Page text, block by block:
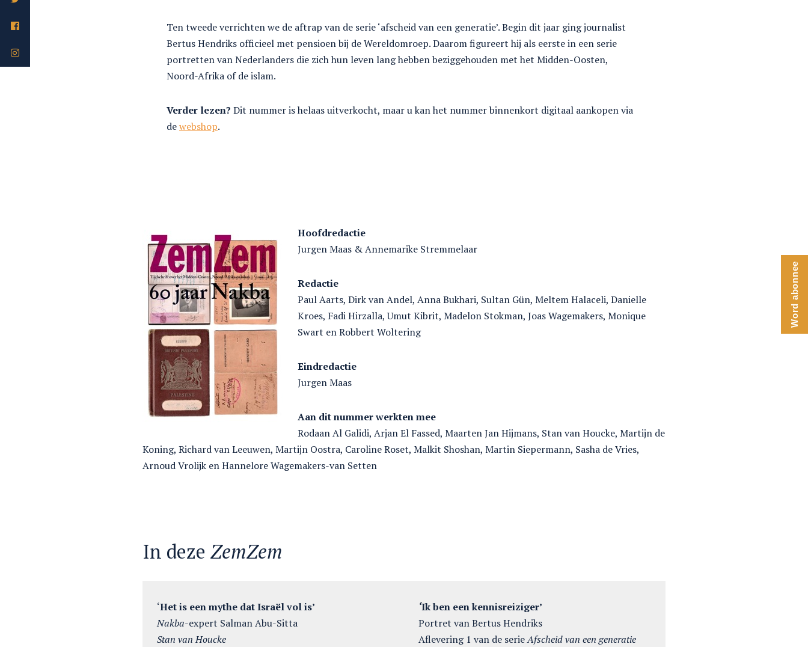
Ten tweede verrichten we de aftrap van de serie ‘afscheid van een generatie’. Begin dit jaar ging journalist
Bertus Hendriks officieel met pensioen bij de Wereldomroep. Daarom figureert hij als eerste in een serie
portretten van Nederlanders die zich hun leven lang hebben beziggehouden met het Midden-Oosten,
Noord-Afrika of de islam.
Verder lezen? Dit nummer is helaas uitverkocht, maar u kan het nummer binnenkort digitaal aankopen via
dewebshop.
Hoofdredactie
Jurgen Maas & Annemarike Stremmelaar
Redactie
Paul Aarts, Dirk van Andel, Anna Bukhari, Sultan Gün, Meltem Halaceli, Danielle
Kroes, Fadi Hirzalla, Umut Kibrit, Madelon Stokman, Joas Wagemakers, Monique
Swart en Robbert Woltering
Eindredactie
Jurgen Maas
Aan dit nummer werkten mee
Rodaan Al Galidi, Arjan El Fassed, Maarten Jan Hijmans, Stan van Houcke, Martijn de
Koning, Richard van Leeuwen, Martijn Oostra, Caroline Roset, Malkit Shoshan, Martin Siepermann, Sasha de Vries,
Arnoud Vrolijk en Hannelore Wagemakers-van Setten
In deze ZemZem
‘Het is een mythe dat Israël vol is’
Nakba-expert Salman Abu-Sitta
Stan van Houcke
‘Ik ben een kennisreiziger’
Portret van Bertus Hendriks
Aflevering 1 van de serieAfscheid van een generatie
Word abonnee